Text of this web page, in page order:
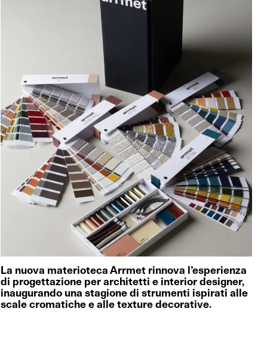
La nuova materioteca Arrmet rinnova l’esperienza
di progettazione per architetti e interior designer,
inaugurando una stagione di strumenti ispirati alle
scale cromatiche e alle texture decorative.